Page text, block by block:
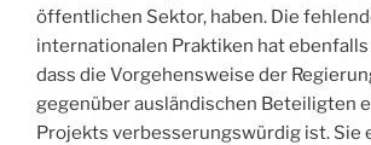
öffentlichen Sektor, haben. Die
internationalen Praktiken hat
dass die Vorgehensweise der
gegenüber ausländischen Beteiligten
Projekts verbesserungswürdig ist. Sie